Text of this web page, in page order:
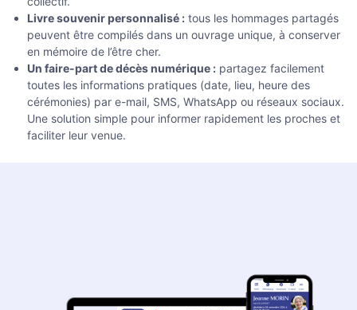
Livre souvenir personnalisé : tous les hommages partagés
peuvent être compilés dans un ouvrage unique, à conserver
en mémoire de l’être cher.
Un faire-part de décès numérique : partagez facilement
toutes les informations pratiques (date, lieu, heure des
cérémonies) par e-mail, SMS, WhatsApp ou réseaux sociaux.
Une solution simple pour informer rapidement les proches et
faciliter leur venue.